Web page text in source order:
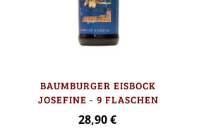
BAUMBURGER EISBOCK
JOSEFINE - 9 FLASCHEN
28,90 €